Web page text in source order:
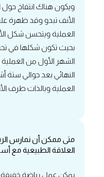
ويكون هناك انتفاخ حول
الأنف تبدو وقد ظهرة
العملية ويتحسن شكل
بحيث تكون شكلها في
الشهر الأول من
النهائي بعد حوالي ستة
العملية وبالذات طرف
‏متى ممكن أن نمارس
العلاقة الطبيعية مع
يمكن عمل رياضة خفيفة